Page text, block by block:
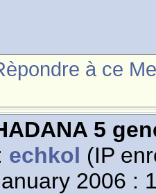
à ce
5
echkol (IP
2006 :